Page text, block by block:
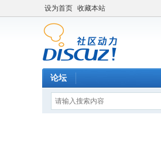
设为首页 收藏本站
论坛